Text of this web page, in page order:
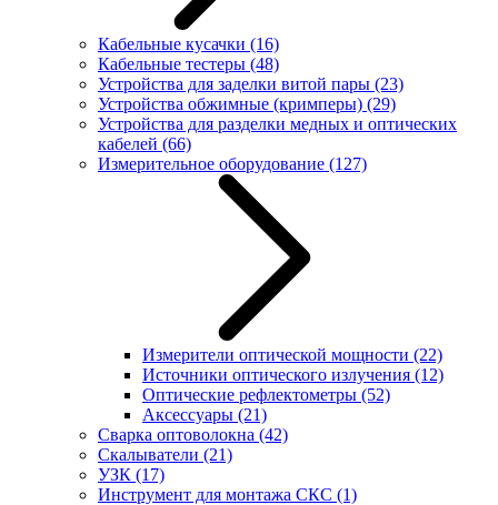
Кабельные кусачки (16)
Кабельные тестеры (48)
Устройства для заделки витой пары (23)
Устройства обжимные (кримперы) (29)
Устройства для разделки медных и оптических
кабелей (66)
Измерительное оборудование (127)
Измерители оптической мощности (22)
Источники оптического излучения (12)
Оптические рефлектометры (52)
Аксессуары (21)
Сварка оптоволокна (42)
Скалыватели (21)
УЗК (17)
Инструмент для монтажа СКС (1)